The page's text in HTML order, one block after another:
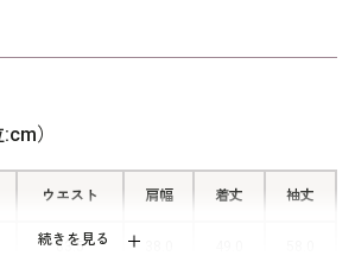
すことなく脱ぎ着ができます。
続きを見る
）
ウエスト 肩幅 着丈 袖丈
83.5